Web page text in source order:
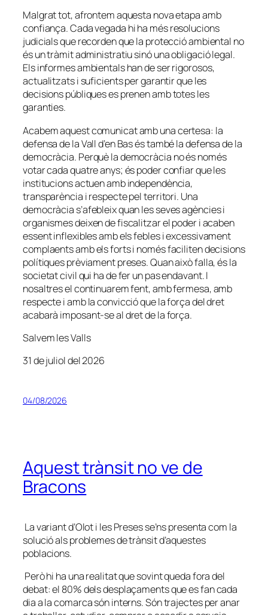
Malgrat tot, afrontem aquesta nova etapa amb
confiança. Cada vegada hi ha més resolucions
judicials que recorden que la protecció ambiental no
és un tràmit administratiu sinó una obligació legal.
Els informes ambientals han de ser rigorosos,
actualitzats i suficients per garantir que les
decisions públiques es prenen amb totes les
garanties.
Acabem aquest comunicat amb una certesa: la
defensa de la Vall d’en Bas és també la defensa de la
democràcia. Perquè la democràcia no és només
votar cada quatre anys; és poder confiar que les
institucions actuen amb independència,
transparència i respecte pel territori. Una
democràcia s’afebleix quan les seves agències i
organismes deixen de fiscalitzar el poder i acaben
essent inflexibles amb els febles i excessivament
complaents amb els forts i només faciliten decisions
polítiques prèviament preses. Quan això falla, és la
societat civil qui ha de fer un pas endavant. I
nosaltres el continuarem fent, amb fermesa, amb
respecte i amb la convicció que la força del dret
acabarà imposant-se al dret de la força.
Salvem les Valls
31 de juliol del 2026
04/08/2026
Aquest trànsit no ve de
Bracons
La variant d’Olot i les Preses se’ns presenta com la
solució als problemes de trànsit d’aquestes
poblacions.
Però hi ha una realitat que sovint queda fora del
debat: el 80% dels desplaçaments que es fan cada
dia a la comarca són interns. Són trajectes per anar